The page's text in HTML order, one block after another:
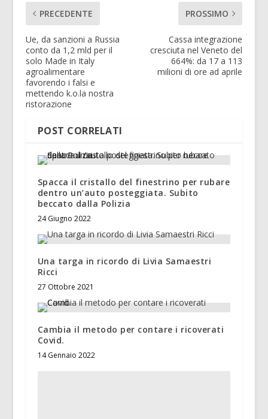
PRECEDENTE
Ue, da sanzioni a Russia
conto da 1,2 mld per il
solo Made in Italy
agroalimentare
favorendo i falsi e
mettendo k.o.la nostra
ristorazione
PROSSIMO
Cassa integrazione
cresciuta nel Veneto del
664%: da 17 a 113
milioni di ore ad aprile
POST CORRELATI
Spacca il cristallo del finestrino per rubare
dentro un’auto posteggiata. Subito
beccato dalla Polizia
24 Giugno 2022
Una targa in ricordo di Livia Samaestri
Ricci
27 Ottobre 2021
Cambia il metodo per contare i ricoverati
Covid.
14 Gennaio 2022